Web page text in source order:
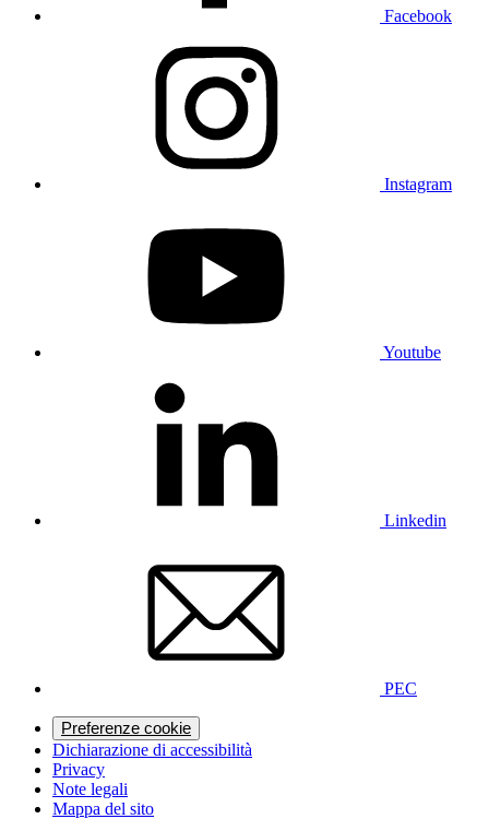
Facebook
Instagram
Youtube
Linkedin
PEC
Preferenze cookie
Dichiarazione di accessibilità
Privacy
Note legali
Mappa del sito